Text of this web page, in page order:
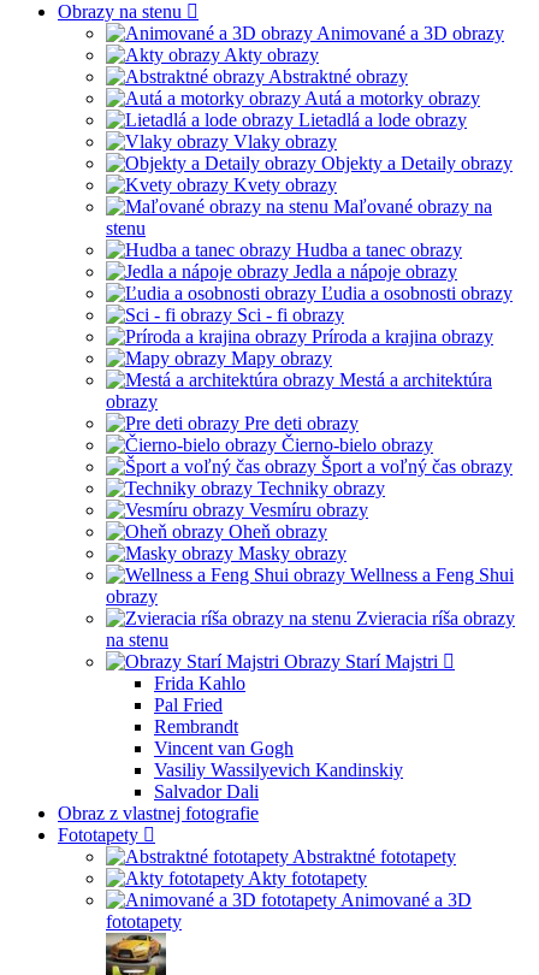
Obrazy na stenu
Animované a 3D obrazy
Akty obrazy
Abstraktné obrazy
Autá a motorky obrazy
Lietadlá a lode obrazy
Vlaky obrazy
Objekty a Detaily obrazy
Kvety obrazy
Maľované obrazy na
stenu
Hudba a tanec obrazy
Jedla a nápoje obrazy
Ľudia a osobnosti obrazy
Sci - fi obrazy
Príroda a krajina obrazy
Mapy obrazy
Mestá a architektúra
obrazy
Pre deti obrazy
Čierno-bielo obrazy
Šport a voľný čas obrazy
Techniky obrazy
Vesmíru obrazy
Oheň obrazy
Masky obrazy
Wellness a Feng Shui
obrazy
Zvieracia ríša obrazy
na stenu
Obrazy Starí Majstri
Frida Kahlo
Pal Fried
Rembrandt
Vincent van Gogh
Vasiliy Wassilyevich Kandinskiy
Salvador Dali
Obraz z vlastnej fotografie
Fototapety
Abstraktné fototapety
Akty fototapety
Animované a 3D
fototapety